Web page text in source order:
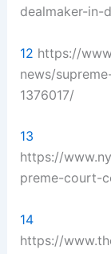
dealmaker-in-
12 https://
news/
1376017/
13
https://
preme-court-
14
https://